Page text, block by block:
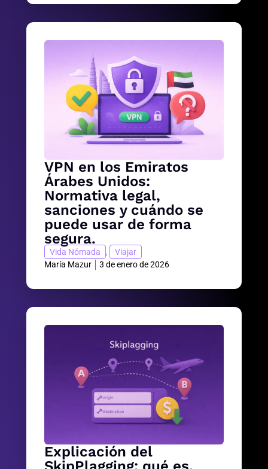
VPN en los Emiratos
Árabes Unidos:
Normativa legal,
sanciones y cuándo se
puede usar de forma
segura.
Vida Nómada ,
Viajar
María Mazur
3 de enero de 2026
Explicación del